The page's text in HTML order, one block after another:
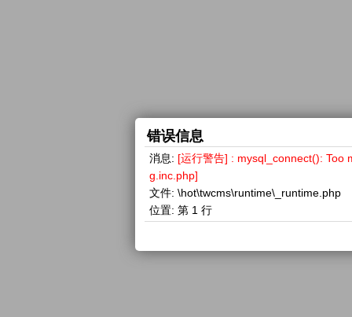
错误信息
消息: [运行警告] : mysql_connect(): Too
g.inc.php]
文件: \hot\twcms\runtime\_runtime.php
位置: 第 1 行